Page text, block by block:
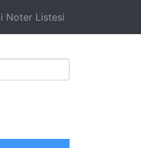
Noter Listesi